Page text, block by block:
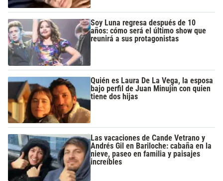
Soy Luna regresa después de 10
años: cómo será el último show que
reunirá a sus protagonistas
Quién es Laura De La Vega, la esposa
bajo perfil de Juan Minujín con quien
tiene dos hijas
Las vacaciones de Cande Vetrano y
Andrés Gil en Bariloche: cabaña en la
nieve, paseo en familia y paisajes
increíbles